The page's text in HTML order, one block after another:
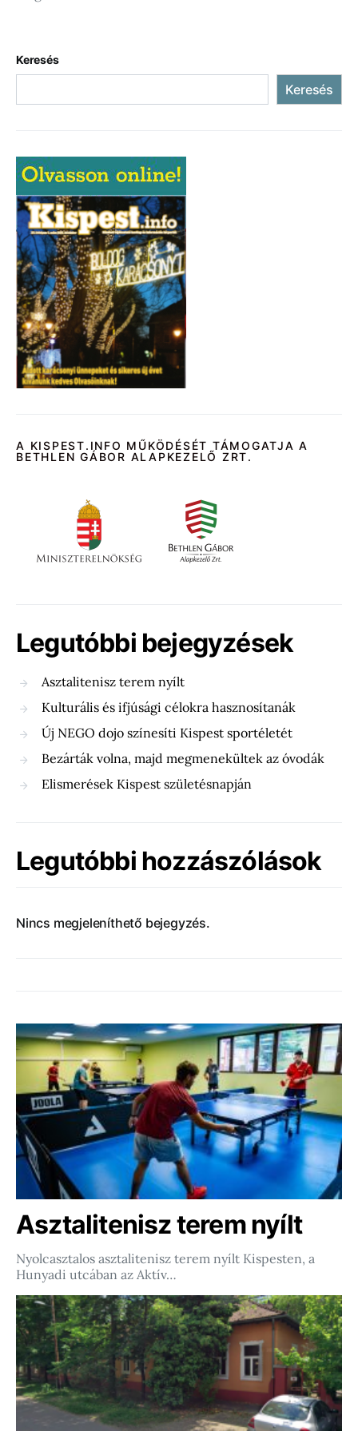
Keresés
Keresés
A KISPEST.INFO MŰKÖDÉSÉT TÁMOGATJA A
BETHLEN GÁBOR ALAPKEZELŐ ZRT.
Legutóbbi bejegyzések
Asztalitenisz terem nyílt
Kulturális és ifjúsági célokra hasznosítanák
Új NEGO dojo színesíti Kispest sportéletét
Bezárták volna, majd megmenekültek az óvodák
Elismerések Kispest születésnapján
Legutóbbi hozzászólások
Nincs megjeleníthető bejegyzés.
Asztalitenisz terem nyílt
Nyolcasztalos asztalitenisz terem nyílt Kispesten, a
Hunyadi utcában az Aktív…